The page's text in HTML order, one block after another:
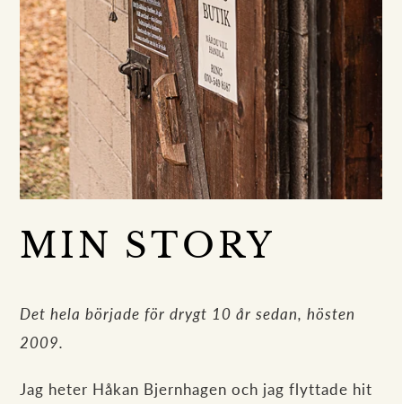
MIN STORY
Det hela började för drygt 10 år sedan, hösten
2009.
Jag heter Håkan Bjernhagen och jag flyttade hit